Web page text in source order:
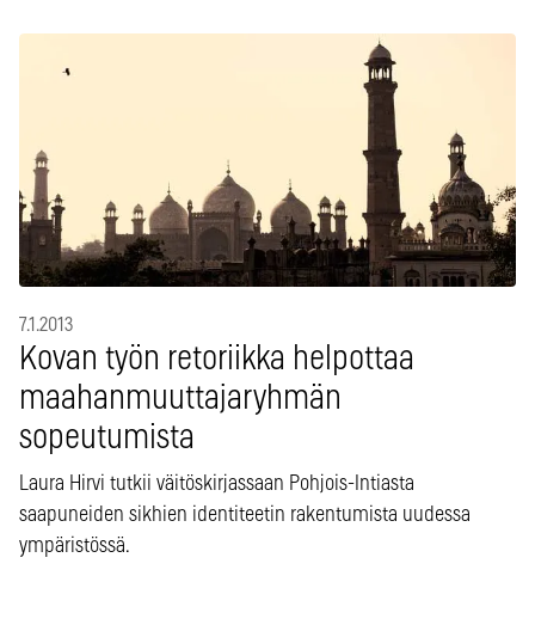
7.1.2013
Kovan työn retoriikka helpottaa
maahanmuuttajaryhmän
sopeutumista
Laura Hirvi tutkii väitöskirjassaan Pohjois-Intiasta
saapuneiden sikhien identiteetin rakentumista uudessa
ympäristössä.